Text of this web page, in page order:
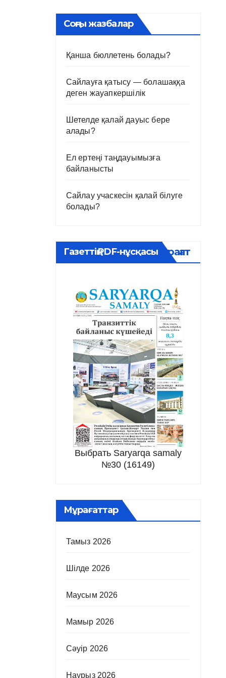
Соңғы жазбалар
Қанша бюллетень болады?
Сайлауға қатысу — болашаққа
деген жауапкершілік
Шетелде қалай дауыс бере
алады?
Ел ертеңі таңдауымызға
байланысты
Сайлау учаскесін қалай білуге
болады?
Газеттің PDF-нұсқасыМұрағат
Выбрать Saryarqa samaly
№30 (16149)
Мұрағаттар
Тамыз 2026
Шілде 2026
Маусым 2026
Мамыр 2026
Сәуір 2026
Наурыз 2026